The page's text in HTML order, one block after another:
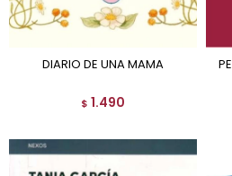
DIARIO DE UNA MAMA
$ 1.490
PEQUEÑAS DOCTRINAS DE LA